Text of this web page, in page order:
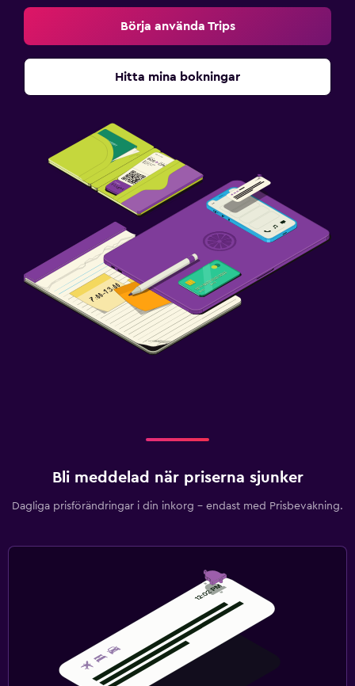
Börja använda Trips
Hitta mina bokningar
Bli meddelad när priserna sjunker
Dagliga prisförändringar i din inkorg – endast med Prisbevakning.